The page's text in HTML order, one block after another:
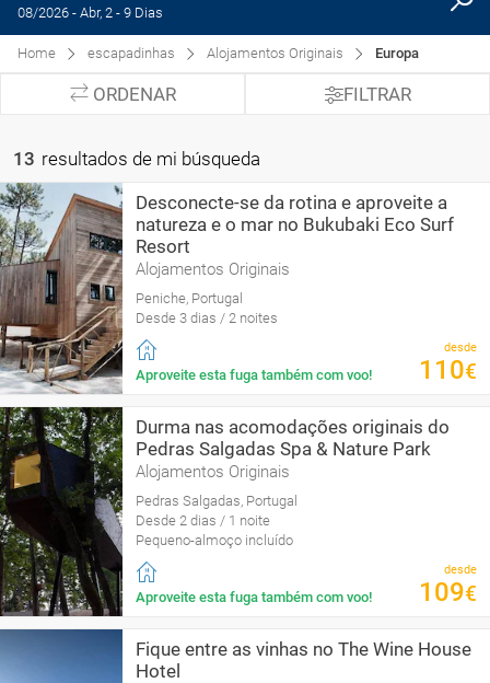
08/2026 - Abr, 2 - 9 Dias
Home escapadinhas Alojamentos Originais Europa
ORDENAR FILTRAR
13 resultados de mi búsqueda
Desconecte-se da rotina e aproveite a
natureza e o mar no Bukubaki Eco Surf
Resort
Alojamentos Originais
Peniche, Portugal
Desde 3 dias / 2 noites
Aproveite esta fuga também com voo!
desde
110€
Durma nas acomodações originais do
Pedras Salgadas Spa & Nature Park
Alojamentos Originais
Pedras Salgadas, Portugal
Desde 2 dias / 1 noite
Pequeno-almoço incluído
Aproveite esta fuga também com voo!
desde
109€
Fique entre as vinhas no The Wine House
Hotel